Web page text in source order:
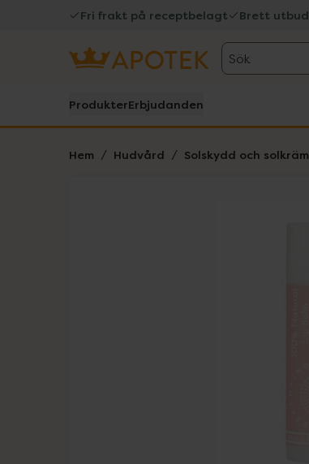
Fri frakt på receptbelagt Brett utbud
Sök
ProdukterErbjudanden
Hem Hudvård Solskydd och solkräm